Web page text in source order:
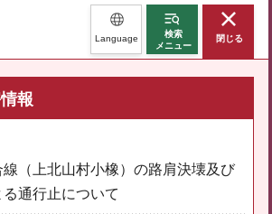
Language
検索
メニュー
閉じる
報
（上北山村小橡）の路肩決壊及び
通行止について